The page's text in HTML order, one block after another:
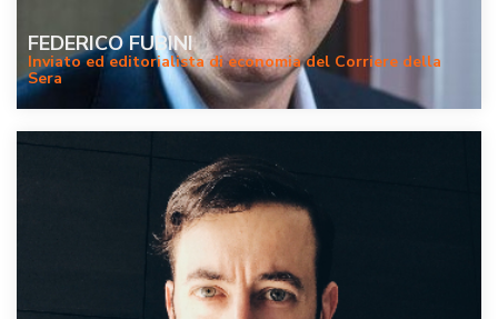
FEDERICO FUBINI
Inviato ed editorialista di economia del Corriere della
Sera